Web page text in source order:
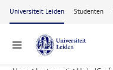
Ga naar hoofdinhoud
Universiteit Leiden Studenten
Menu